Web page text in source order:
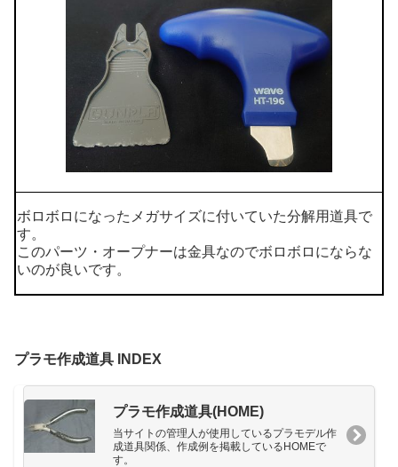
ボロボロになったメガサイズに付いていた分解用道具で
す。
このパーツ・オープナーは金具なのでボロボロにならな
いのが良いです。
プラモ作成道具 INDEX
プラモ作成道具(HOME)
当サイトの管理人が使用しているプラモデル作
成道具関係、作成例を掲載しているHOMEで
す。